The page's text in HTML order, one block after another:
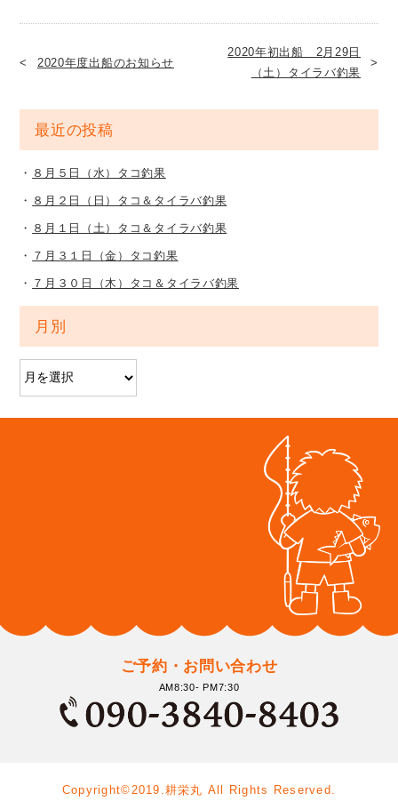
2020年度出船のお知らせ
2020年初出船 2月29日
（土）タイラバ釣果
最近の投稿
８月５日（水）タコ釣果
８月２日（日）タコ＆タイラバ釣果
８月１日（土）タコ＆タイラバ釣果
７月３１日（金）タコ釣果
７月３０日（木）タコ＆タイラバ釣果
月別
ご予約・お問い合わせ
AM8:30- PM7:30
Copyright©2019.耕栄丸 All Rights Reserved.